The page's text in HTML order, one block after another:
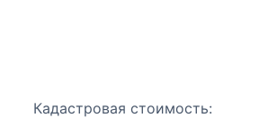
Кадастровая стоимость: